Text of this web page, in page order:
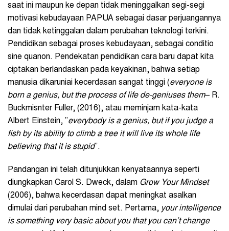
saat ini maupun ke depan tidak meninggalkan segi-segi
motivasi kebudayaan PAPUA sebagai dasar perjuangannya
dan tidak ketinggalan dalam perubahan teknologi terkini.
Pendidikan sebagai proses kebudayaan, sebagai conditio
sine quanon. Pendekatan pendidikan cara baru dapat kita
ciptakan berlandaskan pada keyakinan, bahwa setiap
manusia dikaruniai kecerdasan sangat tinggi (everyone is
born a genius, but the process of life de-geniuses them– R.
Buckmisnter Fuller, (2016), atau meminjam kata-kata
Albert Einstein, ”everybody is a genius, but if you judge a
fish by its ability to climb a tree it will live its whole life
believing that it is stupid”.
Pandangan ini telah ditunjukkan kenyataannya seperti
diungkapkan Carol S. Dweck, dalam Grow Your Mindset
(2006), bahwa kecerdasan dapat meningkat asalkan
dimulai dari perubahan mind set. Pertama, your intelligence
is something very basic about you that you can’t change